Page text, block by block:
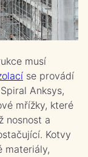
musí
se provádí
Anksys,
mřížky, které
nosnost a
Kotvy
materiály,